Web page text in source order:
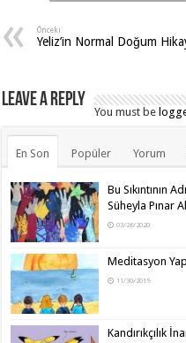
Önceki
Yeliz’in Normal Doğum
Leave a Reply
You must be
En Son Popüler Yorum
Bu Sıkıntının
Süheyla Pınar
03/26/2020
Meditasyon
11/30/2019
Kandırıkçılık